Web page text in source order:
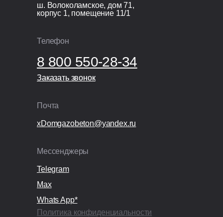
xDomgazobeton@yandex.ru
Почта
Мессенджеры
Telegram
Whats App*
Max
ш. Волоколамское, дом 71,
корпус 1, помещение 11/1
8 800 550-28-34
Политика конфиденциальности
Заказать звонок
Заказать звонок
Телефон